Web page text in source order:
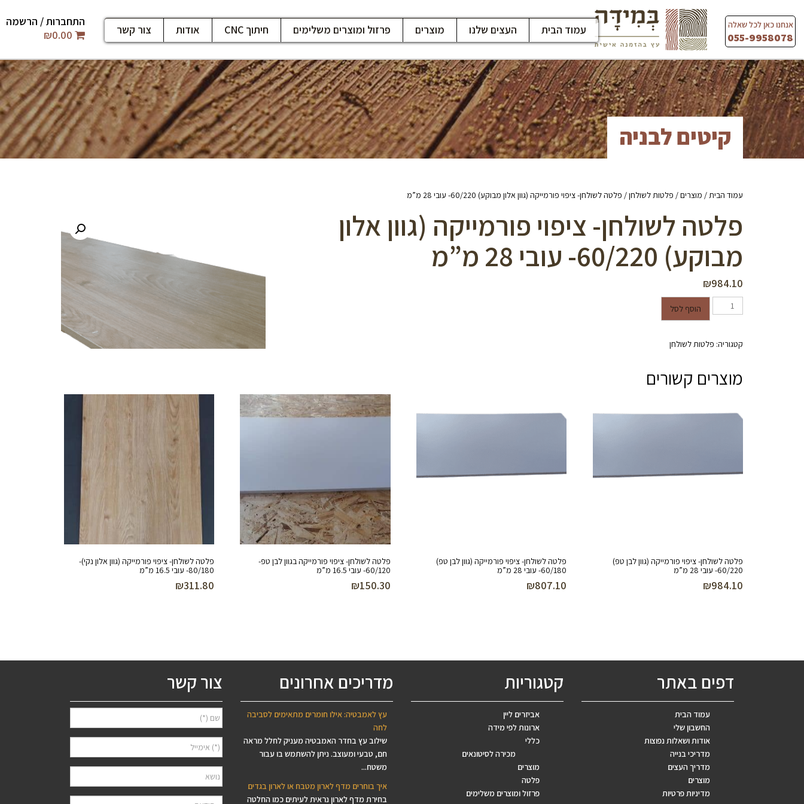
content
אנחנו כאן לכל שאלה
055-9958078
עמוד הבית העצים שלנו מוצרים פרזול ומוצרים משלימים חיתוך CNC אודות צור קשר
התחברות / הרשמה
₪0.00
קיטים לבניה
עמוד הבית/ מוצרים/ פלטות לשולחן/ פלטה לשולחן- ציפוי פורמייקה (גוון אלון מבוקע) 60/220- עובי 28 מ”מ
פלטה לשולחן- ציפוי פורמייקה (גוון אלון
מבוקע) 60/220- עובי 28 מ”מ
₪984.10
כמות של פלטה לשולחן- ציפוי פורמייקה (גוון אלון מבוקע) 60/220- עובי 28 מ"מ
הוסף לסל
קטגוריה: פלטות לשולחן
מוצרים קשורים
פלטה לשולחן- ציפוי פורמייקה (גוון לבן טפ)
60/220- עובי 28 מ”מ
₪984.10
פלטה לשולחן- ציפוי פורמייקה (גוון לבן טפ)
60/180- עובי 28 מ”מ
₪807.10
פלטה לשולחן- ציפוי פורמייקה בגוון לבן טפ-
60/120- עובי 16.5 מ”מ
₪150.30
פלטה לשולחן- ציפוי פורמייקה (גוון אלון נקי)-
80/180- עובי 16.5 מ”מ
₪311.80
דפים באתר
עמוד הבית
החשבון שלי
אודות ושאלות נפוצות
מדריכי בנייה
מדריך העצים
מוצרים
מדיניות פרטיות
קטגוריות
אביזרים ליין
ארונות לפי מידה
כללי
מכירה לסיטונאים
מוצרים
פלטה
פרזול ומוצרים משלימים
מדריכים אחרונים
עץ לאמבטיה: אילו חומרים מתאימים לסביבה
לחה
שילוב עץ בחדר האמבטיה מעניק לחלל מראה
חם, טבעי ומעוצב. ניתן להשתמש בו עבור
משטח...
איך בוחרים מדף לארון מטבח או לארון בגדים
בחירת מדף לארון נראית לעיתים כמו החלטה
צור קשר